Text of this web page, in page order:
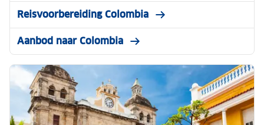
Reisvoorbereiding Colombia
Aanbod naar Colombia